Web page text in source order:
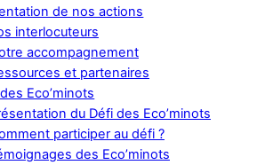
de nos actions
interlocuteurs
accompagnement
et partenaires
Eco’minots
du Défi des Eco’minots
participer au défi ?
des Eco’minots